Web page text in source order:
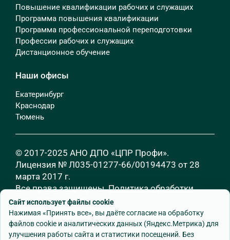
Повышение квалификации рабочих и служащих
Программа повышения квалификации
Программа профессиональной переподготовки
Профессии рабочих и служащих
Дистанционное обучение
Наши офисы
Екатеринбург
Краснодар
Тюмень
© 2017-2025 АНО ДПО «ЦПР Профи».
Лицензия № Л035-01277-66/00194473 от 28
марта 2017 г.
Все права защищены.Политика обработки
персональных данных
Сайт использует файлы cookie
Нажимая «Принять все», вы даёте согласие на обработку
файлов cookie и аналитических данных (Яндекс.Метрика) для
улучшения работы сайта и статистики посещений. Без